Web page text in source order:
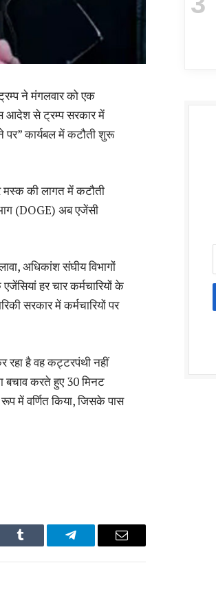
ने मंगलवार को एक
आदेश से ट्रम्प सरकार में
पर” कार्यबल में कटौती शुरू
मस्क की लागत में कटौती
(DOGE) अब एजेंसी
अधिकांश संघीय विभागों
​​हर चार कर्मचारियों के
सरकार में कर्मचारियों पर
रहा है वह कट्टरपंथी नहीं
बचाव करते हुए 30 मिनट
में वर्णित किया, जिसके पास
Tumblr Telegram Email